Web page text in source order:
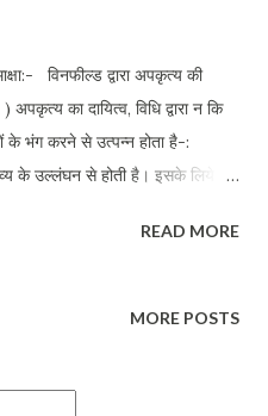
विनफील्ड द्वारा अपकृत्य की
का दायित्व, विधि द्वारा न कि
के भंग करने से उत्पन्न होता है-:
के उल्लंघन से होती है। इसके लिये यह
यदि वह अपने कर्त्तव्य का उल्लंघन
का निर्धारण विधि द्वारा होता है। जैसे
दूसरे पक्षकारों का अपमान न करे, या
में कर्त्तव्य की अवधारणा पक्षकारों की
READ MORE
MORE POSTS